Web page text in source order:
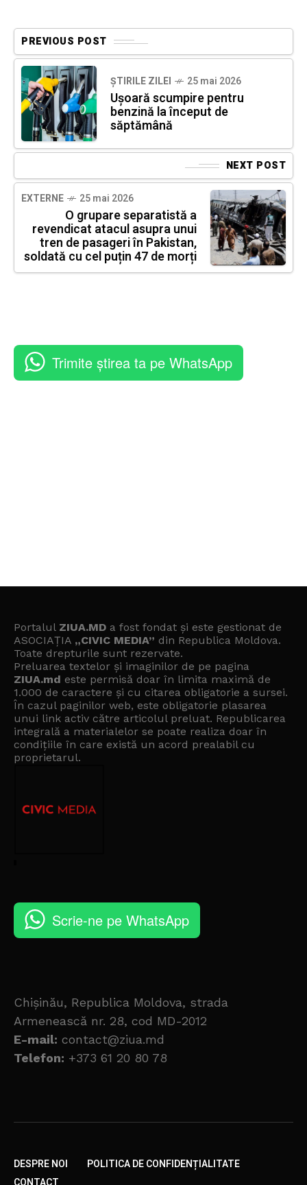
PREVIOUS POST
ȘTIRILE ZILEI 25 mai 2026
Ușoară scumpire pentru
benzină la început de
săptămână
NEXT POST
EXTERNE 25 mai 2026
O grupare separatistă a
revendicat atacul asupra unui
tren de pasageri în Pakistan,
soldată cu cel puțin 47 de morți
Trimite știrea ta pe WhatsApp
Portalul ZIUA.MD a fost fondat și este gestionat de
ASOCIAȚIA „CIVIC MEDIA” din Republica Moldova.
Toate drepturile sunt rezervate.
Preluarea textelor și imaginilor de pe pagina
ZIUA.md este permisă doar în limita maximă de
1.000 de caractere și cu citarea obligatorie a sursei.
În cazul paginilor web, este obligatorie plasarea
unui link activ către articolul preluat. Republicarea
integrală a materialelor se poate realiza doar în
condițiile în care există un acord prealabil cu
proprietarul.
Scrie-ne pe WhatsApp
Chișinău, Republica Moldova, strada
Armenească nr. 28, cod MD-2012
E-mail: contact@ziua.md
Telefon: +373 61 20 80 78
DESPRE NOI
POLITICA DE CONFIDENȚIALITATE